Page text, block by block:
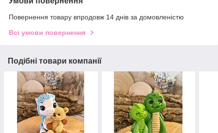
Повернення товару впродовж 14 днів за домовленістю
Всі умови повернення
Подібні товари компанії